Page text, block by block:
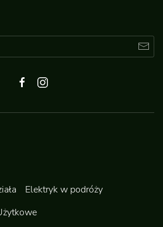
Elektryk w podróży